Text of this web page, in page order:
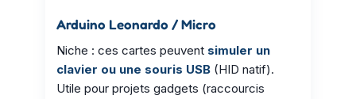
Arduino Leonardo / Micro
Niche : ces cartes peuvent simuler un
clavier ou une souris USB (HID natif).
Utile pour projets gadgets (raccourcis